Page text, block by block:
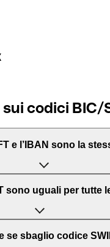
codici BIC/
e l’IBAN sono la
sta per “Society for
dei pagamenti tra
sono uguali per tutte
In alcuni casi le
se sbaglio codice